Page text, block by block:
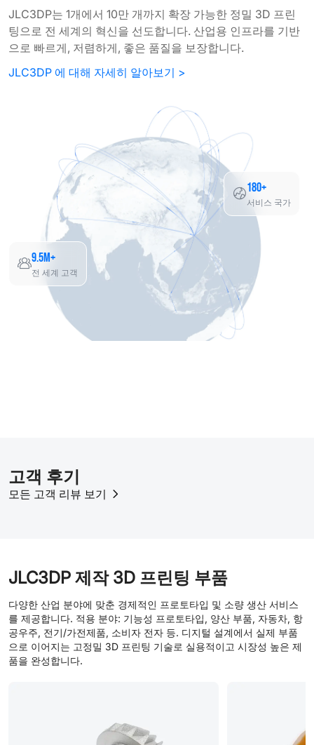
JLC3DP는 1개에서 10만 개까지 확장 가능한 정밀 3D 프린
팅으로 전 세계의 혁신을 선도합니다. 산업용 인프라를 기반
으로 빠르게, 저렴하게, 좋은 품질을 보장합니다.
JLC3DP 에 대해 자세히 알아보기 >
9.5M+
전 세계 고객
180+
서비스 국가
고객 후기
모든 고객 리뷰 보기
JLC3DP 제작 3D 프린팅 부품
다양한 산업 분야에 맞춘 경제적인 프로토타입 및 소량 생산 서비스
를 제공합니다. 적용 분야: 기능성 프로토타입, 양산 부품, 자동차, 항
공우주, 전기/가전제품, 소비자 전자 등. 디지털 설계에서 실제 부품
으로 이어지는 고정밀 3D 프린팅 기술로 실용적이고 시장성 높은 제
품을 완성합니다.